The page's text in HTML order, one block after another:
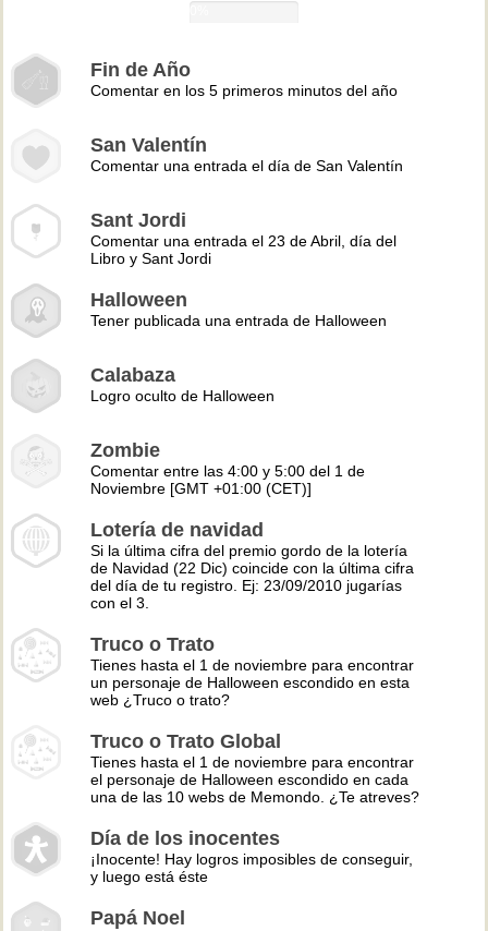
Fin de Año
Comentar en los 5 primeros minutos del año
San Valentín
Comentar una entrada el día de San Valentín
Sant Jordi
Comentar una entrada el 23 de Abril, día del
Libro y Sant Jordi
Halloween
Tener publicada una entrada de Halloween
Calabaza
Logro oculto de Halloween
Zombie
Comentar entre las 4:00 y 5:00 del 1 de
Noviembre [GMT +01:00 (CET)]
Lotería de navidad
Si la última cifra del premio gordo de la lotería
de Navidad (22 Dic) coincide con la última cifra
del día de tu registro. Ej: 23/09/2010 jugarías
con el 3.
Truco o Trato
Tienes hasta el 1 de noviembre para encontrar
un personaje de Halloween escondido en esta
web ¿Truco o trato?
Truco o Trato Global
Tienes hasta el 1 de noviembre para encontrar
el personaje de Halloween escondido en cada
una de las 10 webs de Memondo. ¿Te atreves?
Día de los inocentes
¡Inocente! Hay logros imposibles de conseguir,
y luego está éste
Papá Noel